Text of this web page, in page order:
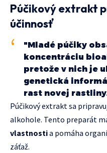
Púčikový extrakt
účinnosť
"Mladé púčiky
koncentráciu
pretože v nich je
genetická
rast novej
Púčikový extrakt sa
alkohole. Tento preparát
vlastnostia pomáha
záťaž.